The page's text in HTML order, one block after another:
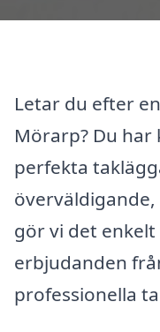
Letar du efter
Mörarp? Du
perfekta
gör vi det
erbjudanden
professionella